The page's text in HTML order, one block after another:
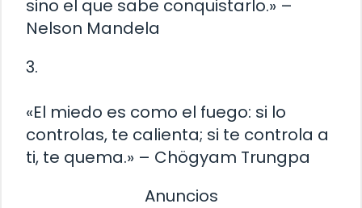
sino el que sabe conquistarlo.» –
Nelson Mandela
3.
«El miedo es como el fuego: si lo
controlas, te calienta; si te controla a
ti, te quema.» – Chögyam Trungpa
Anuncios